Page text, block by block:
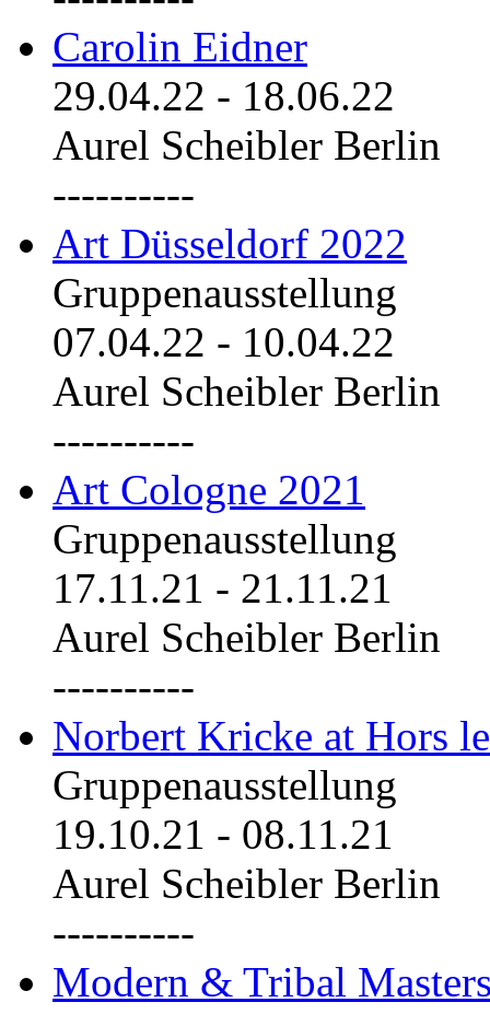
Carolin Eidner
29.04.22 - 18.06.22
Aurel Scheibler Berlin
----------
Art Düsseldorf 2022
Gruppenausstellung
07.04.22 - 10.04.22
Aurel Scheibler Berlin
----------
Art Cologne 2021
Gruppenausstellung
17.11.21 - 21.11.21
Aurel Scheibler Berlin
----------
Norbert Kricke at Hors
Gruppenausstellung
19.10.21 - 08.11.21
Aurel Scheibler Berlin
----------
Modern & Tribal